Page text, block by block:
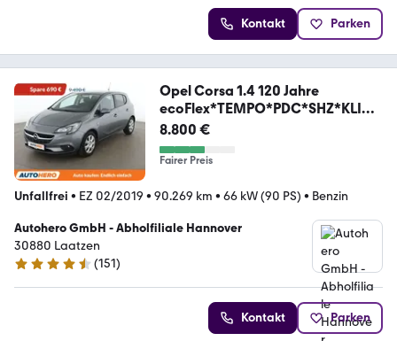
Kontakt Parken
Opel Corsa 1.4 120 Jahre
ecoFlex*TEMPO*PDC*SHZ*KLIMA
*
8.800 €
Fairer Preis
Unfallfrei • EZ 02/2019 • 90.269 km • 66 kW (90 PS) • Benzin
Autohero GmbH - Abholfiliale Hannover
30880 Laatzen
4.7 Sterne
(151)
Kontakt Parken